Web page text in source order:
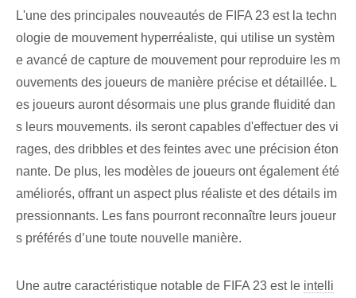
L'une des principales nouveautés de FIFA 23 est la techn
ologie de mouvement hyperréaliste, qui utilise un systèm
e avancé de capture de mouvement pour reproduire les m
ouvements des joueurs de manière précise et détaillée. L
es joueurs auront désormais une plus grande fluidité dan
s leurs mouvements. ils seront capables d'effectuer des vi
rages, des dribbles et des feintes avec une précision éton
nante. De plus, les modèles de joueurs ont également été
améliorés, offrant un aspect plus réaliste et des détails im
pressionnants. Les fans pourront reconnaître leurs joueur
s préférés d’une toute nouvelle manière.
Une autre caractéristique notable de FIFA 23 est le intelli